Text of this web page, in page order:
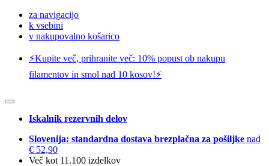
za navigacijo
k vsebini
v nakupovalno košarico
⚡️Kupite več, prihranite več: 10% popust ob nakupu
filamentov in smol nad 10 kosov!⚡️
Iskalnik rezervnih delov
Slovenija: standardna dostava brezplačna za pošiljke nad
€ 52,90
Več kot 11.100 izdelkov